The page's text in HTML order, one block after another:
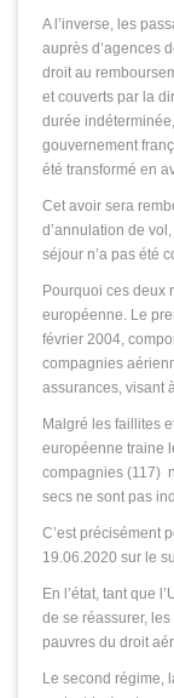
A l’inverse, les
auprès d’agences
droit au
et couverts par la
durée
gouvernement
été transformé en
Cet avoir sera
d’annulation de
séjour n’a pas été
Pourquoi ces deux
européenne. Le
février 2004,
compagnies
assurances, visant
Malgré les faillites
européenne traine
compagnies (117)
secs ne sont pas
C’est précisément
19.06.2020 sur le
En l’état, tant que
de se réassurer,
pauvres du droit
Le second régime,